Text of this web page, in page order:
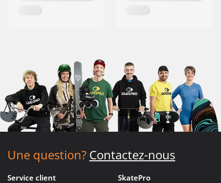
Une question? Contactez-nous
Service client SkatePro